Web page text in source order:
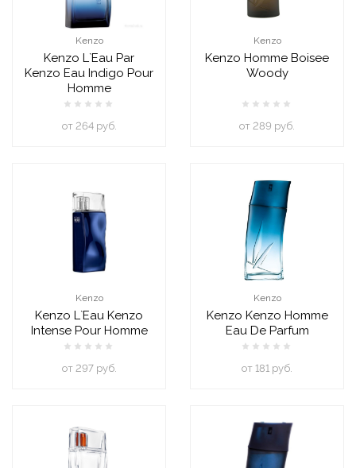
Kenzo
Kenzo L`Eau Par
Kenzo Eau Indigo Pour
Homme
oт 264 руб.
Kenzo
Kenzo Homme Boisee
Woody
oт 289 руб.
Kenzo
Kenzo L`Eau Kenzo
Intense Pour Homme
oт 297 руб.
Kenzo
Kenzo Kenzo Homme
Eau De Parfum
oт 181 руб.